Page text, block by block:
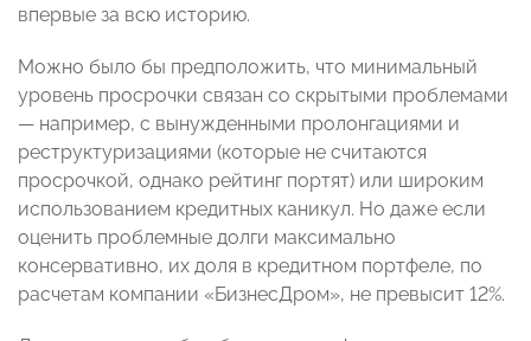
впервые за всю историю.
Можно было бы предположить, что минимальный
уровень просрочки связан со скрытыми проблемами
— например, с вынужденными пролонгациями и
реструктуризациями (которые не считаются
просрочкой, однако рейтинг портят) или широким
использованием кредитных каникул. Но даже если
оценить проблемные долги максимально
консервативно, их доля в кредитном портфеле, по
расчетам компании «БизнесДром», не превысит 12%.